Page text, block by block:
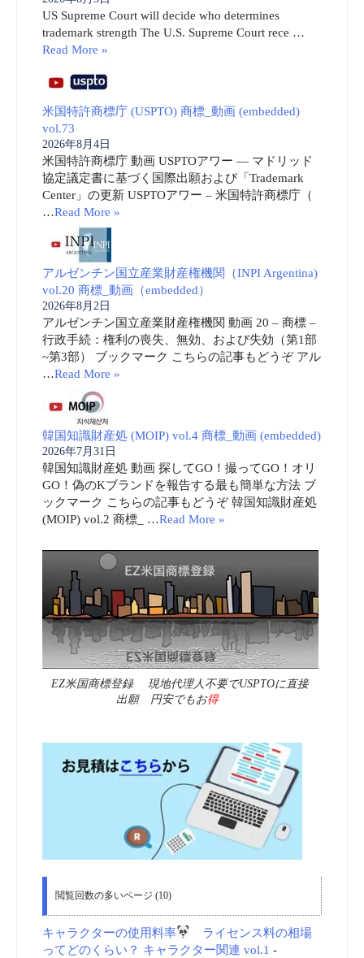
US Supreme Court will decide who determines
trademark strength The U.S. Supreme Court rece …
Read More »
米国特許商標庁 (USPTO) 商標_動画 (embedded)
vol.73
2026年8月4日
米国特許商標庁 動画 USPTOアワー ― マドリッド
協定議定書に基づく国際出願および「Trademark
Center」の更新 USPTOアワー – 米国特許商標庁（
…Read More »
アルゼンチン国立産業財産権機関（INPI Argentina)
vol.20 商標_動画（embedded）
2026年8月2日
アルゼンチン国立産業財産権機関 動画 20 – 商標 –
行政手続：権利の喪失、無効、および失効（第1部
~第3部） ブックマーク こちらの記事もどうぞ アル
…Read More »
韓国知識財産処 (MOIP) vol.4 商標_動画 (embedded)
2026年7月31日
韓国知識財産処 動画 探してGO！撮ってGO！オリ
GO！偽のKブランドを報告する最も簡単な方法 ブ
ックマーク こちらの記事もどうぞ 韓国知識財産処
(MOIP) vol.2 商標_ …Read More »
EZ米国商標登録 現地代理人不要でUSPTOに直接
出願 円安でもお得
閲覧回数の多いページ (10)
キャラクターの使用料率
ライセンス料の相場
ってどのくらい？ キャラクター関連 vol.1 -